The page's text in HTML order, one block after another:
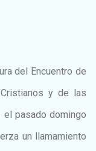
del Encuentro de
y de las
el pasado domingo
un llamamiento